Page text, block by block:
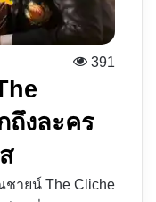
391
ถึงละคร
ายน์ The Cliche